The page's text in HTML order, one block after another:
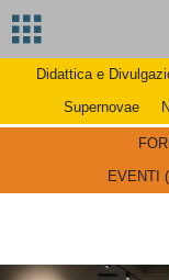
Didattica e
Supernovae
EVENTI